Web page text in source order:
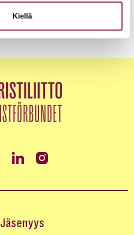
Kiellä
Jäsenyys